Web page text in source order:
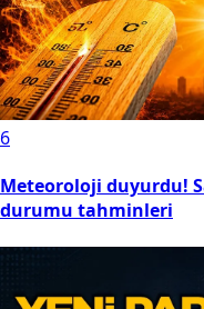
6
Meteoroloji duyurdu!
durumu tahminleri